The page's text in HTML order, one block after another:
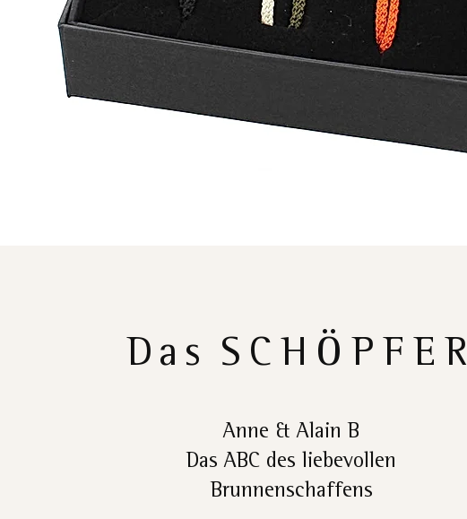
Das SCHÖPFER
Anne & Alain B
Das ABC des liebevollen
Brunnenschaffens